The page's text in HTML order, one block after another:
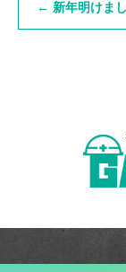
← 新年明けま